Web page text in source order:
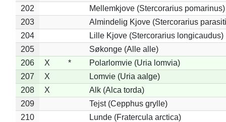
202
Mellemkjove (Stercorarius pomarinus)
203
Almindelig Kjove (Stercorarius
204
Lille Kjove (Stercorarius longicaudus)
205
Søkonge (Alle alle)
206
X *
Polarlomvie (Uria lomvia)
207
X
Lomvie (Uria aalge)
208
X
Alk (Alca torda)
209
Tejst (Cepphus grylle)
210
Lunde (Fratercula arctica)